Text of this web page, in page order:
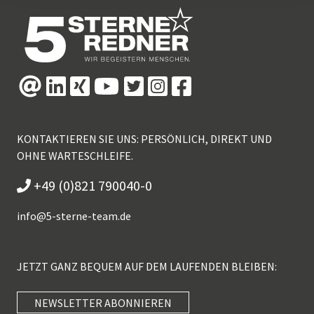
KONTAKTIEREN SIE UNS: PERSÖNLICH, DIREKT UND
OHNE WARTESCHLEIFE.
+49 (0)821 790040-0
info@5-sterne-team.de
JETZT GANZ BEQUEM AUF DEM LAUFENDEN BLEIBEN:
NEWSLETTER ABONNIEREN